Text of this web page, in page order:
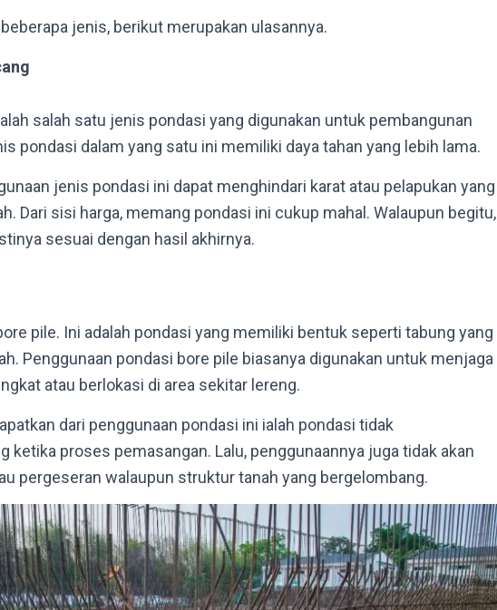
jenis, berikut merupakan ulasannya.
salah satu jenis pondasi yang digunakan untuk pembangunan
pondasi dalam yang satu ini memiliki daya tahan yang lebih lama.
jenis pondasi ini dapat menghindari karat atau pelapukan yang
Dari sisi harga, memang pondasi ini cukup mahal. Walaupun begitu,
sesuai dengan hasil akhirnya.
pile. Ini adalah pondasi yang memiliki bentuk seperti tabung yang
Penggunaan pondasi bore pile biasanya digunakan untuk menjaga
atau berlokasi di area sekitar lereng.
dari penggunaan pondasi ini ialah pondasi tidak
ketika proses pemasangan. Lalu, penggunaannya juga tidak akan
pergeseran walaupun struktur tanah yang bergelombang.